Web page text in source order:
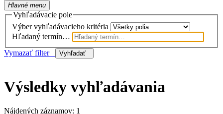
Hlavné menu
Vyhľadávacie pole
Výber vyhľadávacieho kritéria
Hľadaný termín…
Vymazať filter
Vyhľadať
Výsledky vyhľadávania
Nájdených záznamov: 1